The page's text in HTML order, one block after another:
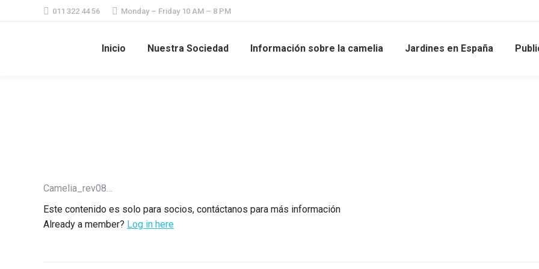
011 322 44 56 Monday – Friday 10 AM – 8 PM
Inicio Nuestra Sociedad Información sobre la camelia Jardines en España
Camelia_rev08…
Este contenido es solo para socios, contáctanos para más información
Already a member? Log in here